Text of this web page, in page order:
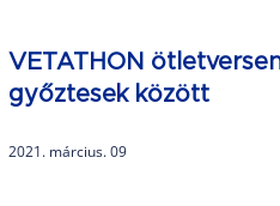
VETATHON
győztesek között
2021. március. 09